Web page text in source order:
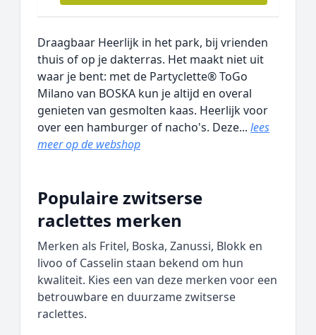
Draagbaar Heerlijk in het park, bij vrienden
thuis of op je dakterras. Het maakt niet uit
waar je bent: met de Partyclette® ToGo
Milano van BOSKA kun je altijd en overal
genieten van gesmolten kaas. Heerlijk voor
over een hamburger of nacho's. Deze... lees
meer op de webshop
Populaire zwitserse
raclettes merken
Merken als Fritel, Boska, Zanussi, Blokk en
livoo of Casselin staan bekend om hun
kwaliteit. Kies een van deze merken voor een
betrouwbare en duurzame zwitserse
raclettes.